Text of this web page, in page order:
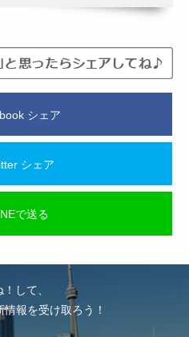
シェア
シェア
で送る
して、
報を受け取ろう！